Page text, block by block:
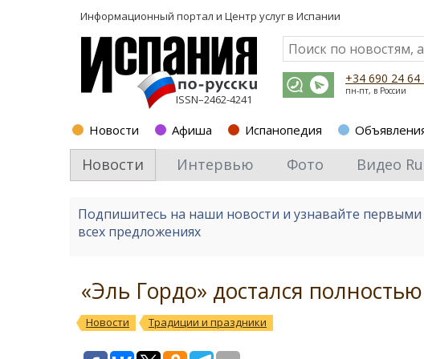
Информационный портал и Центр услуг в Испании
ISSN–2462-4241
+34 690 24 64
пн-пт, в России
Новости Афиша Испанопедия
Новости Интервью Фото Видео
Подпишитесь на наши новости и узнавайте первыми
всех предложениях
«Эль Гордо» достался
Новости Традиции и праздники